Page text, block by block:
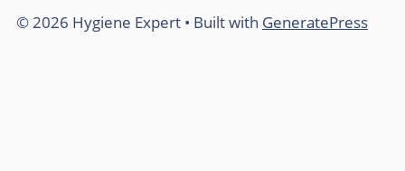
© 2026 Hygiene Expert • Built with GeneratePress